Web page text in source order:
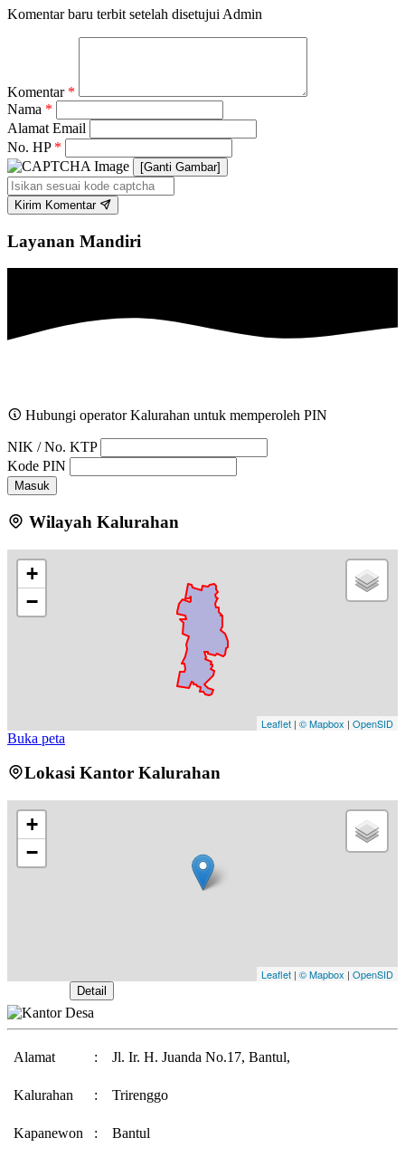
Komentar baru terbit setelah disetujui Admin
Komentar *
Nama *
Alamat Email
No. HP *
[Ganti Gambar]
Kirim Komentar
Layanan Mandiri
Hubungi operator Kalurahan untuk memperoleh PIN
NIK / No. KTP
Kode PIN
Masuk
Wilayah Kalurahan
+
−
Leaflet | © Mapbox | OpenSID
Buka peta
Lokasi Kantor Kalurahan
+
−
Leaflet | © Mapbox | OpenSID
Detail
Alamat : Jl. Ir. H. Juanda No.17, Bantul,
Kalurahan : Trirenggo
Kapanewon : Bantul